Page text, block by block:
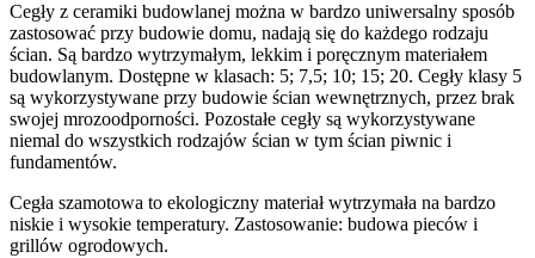
Cegły z ceramiki budowlanej można w bardzo uniwersalny sposób
zastosować przy budowie domu, nadają się do każdego rodzaju
ścian. Są bardzo wytrzymałym, lekkim i poręcznym materiałem
budowlanym. Dostępne w klasach: 5; 7,5; 10; 15; 20. Cegły klasy 5
są wykorzystywane przy budowie ścian wewnętrznych, przez brak
swojej mrozoodporności. Pozostałe cegły są wykorzystywane
niemal do wszystkich rodzajów ścian w tym ścian piwnic i
fundamentów.
Cegła szamotowa to ekologiczny materiał wytrzymała na bardzo
niskie i wysokie temperatury. Zastosowanie: budowa pieców i
grillów ogrodowych.